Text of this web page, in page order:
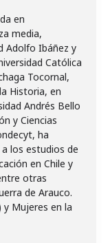
en
media,
Adolfo Ibáñez y
Católica
Tocornal,
Historia, en
Andrés Bello
y Ciencias
ha
los estudios de
en Chile y
otras
de Arauco.
y Mujeres en la